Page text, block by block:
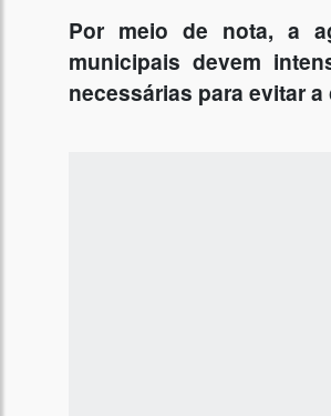
Por meio de nota, a
municipais devem
necessárias para evitar